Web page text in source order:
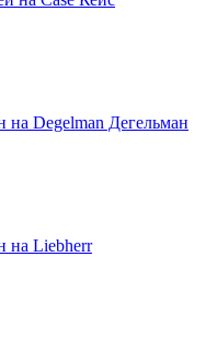
на Degelman Дегельман
на Liebherr